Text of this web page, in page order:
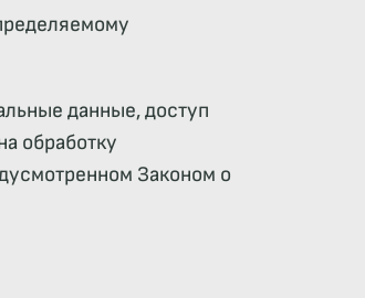
данные, доступ
обработку
Законом о